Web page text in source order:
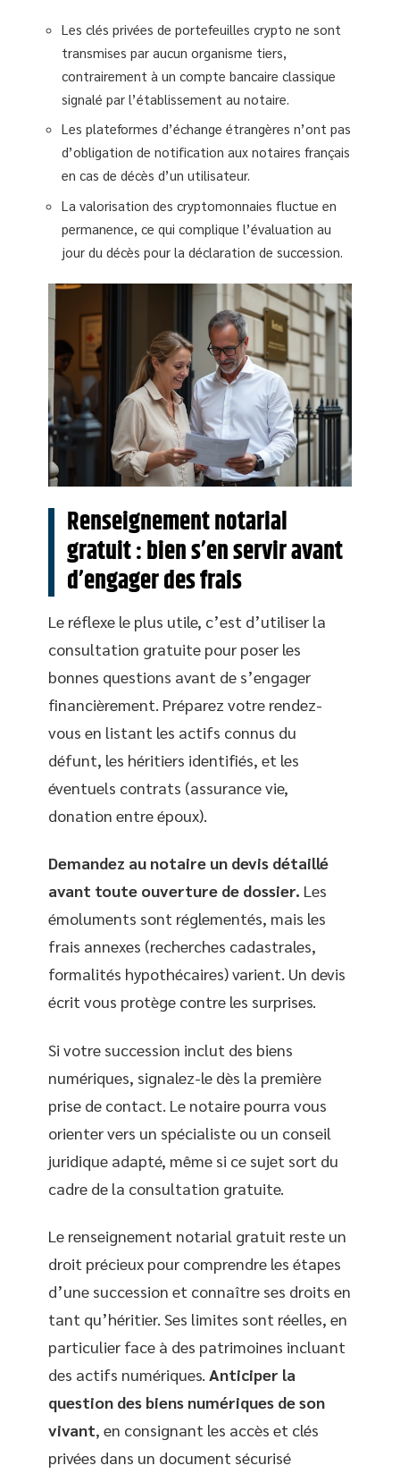
Les clés privées de portefeuilles crypto ne sont
transmises par aucun organisme tiers,
contrairement à un compte bancaire classique
signalé par l’établissement au notaire.
Les plateformes d’échange étrangères n’ont pas
d’obligation de notification aux notaires français
en cas de décès d’un utilisateur.
La valorisation des cryptomonnaies fluctue en
permanence, ce qui complique l’évaluation au
jour du décès pour la déclaration de succession.
Renseignement notarial
gratuit : bien s’en servir avant
d’engager des frais
Le réflexe le plus utile, c’est d’utiliser la
consultation gratuite pour poser les
bonnes questions avant de s’engager
financièrement. Préparez votre rendez-
vous en listant les actifs connus du
défunt, les héritiers identifiés, et les
éventuels contrats (assurance vie,
donation entre époux).
Demandez au notaire un devis détaillé
avant toute ouverture de dossier. Les
émoluments sont réglementés, mais les
frais annexes (recherches cadastrales,
formalités hypothécaires) varient. Un devis
écrit vous protège contre les surprises.
Si votre succession inclut des biens
numériques, signalez-le dès la première
prise de contact. Le notaire pourra vous
orienter vers un spécialiste ou un conseil
juridique adapté, même si ce sujet sort du
cadre de la consultation gratuite.
Le renseignement notarial gratuit reste un
droit précieux pour comprendre les étapes
d’une succession et connaître ses droits en
tant qu’héritier. Ses limites sont réelles, en
particulier face à des patrimoines incluant
des actifs numériques. Anticiper la
question des biens numériques de son
vivant, en consignant les accès et clés
privées dans un document sécurisé